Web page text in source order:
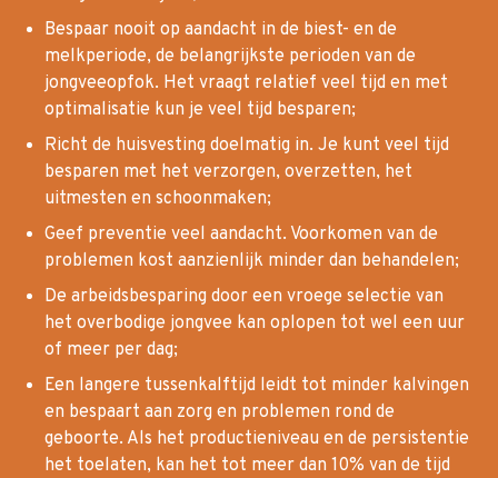
Bespaar nooit op aandacht in de biest- en de
melkperiode, de belangrijkste perioden van de
jongveeopfok. Het vraagt relatief veel tijd en met
optimalisatie kun je veel tijd besparen;
Richt de huisvesting doelmatig in. Je kunt veel tijd
besparen met het verzorgen, overzetten, het
uitmesten en schoonmaken;
Geef preventie veel aandacht. Voorkomen van de
problemen kost aanzienlijk minder dan behandelen;
De arbeidsbesparing door een vroege selectie van
het overbodige jongvee kan oplopen tot wel een uur
of meer per dag;
Een langere tussenkalftijd leidt tot minder kalvingen
en bespaart aan zorg en problemen rond de
geboorte. Als het productieniveau en de persistentie
het toelaten, kan het tot meer dan 10% van de tijd